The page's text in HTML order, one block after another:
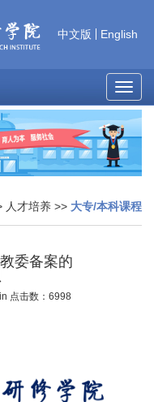
中文版 English
人才培养 >> 大专/本科课程
委备案的
点击数：6998